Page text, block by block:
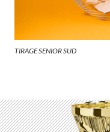
TIRAGE SENIOR SUD